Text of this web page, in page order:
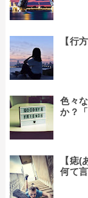
【行
色々
か？
【痣
何て